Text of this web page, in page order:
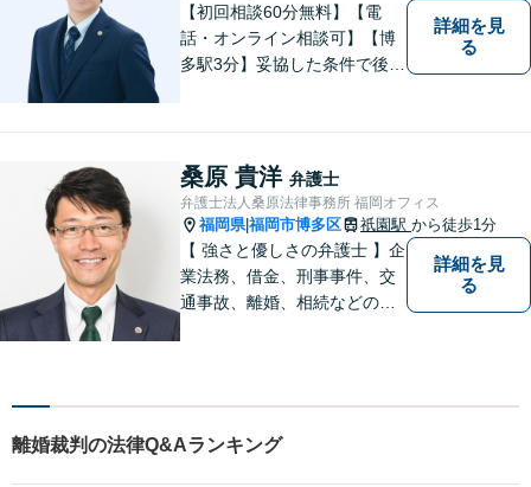
【初回相談60分無料】【電
話・オンライン相談可】【博
多駅3分】妥協した条件で後悔
現実的な解決策をご提案いた
しますので、まずはお気軽に
ご相談ください。
詳細を見
る
桑原 貴洋 弁護士
弁護士法人桑原法律事務所 福岡オフィス
福岡県|福岡市博多区 祇園駅 から徒歩1分
【 強さと優しさの弁護士 】企
業法務、借金、刑事事件、交
通事故、離婚、相続などのご
なリーガルサービスを提供い
たします。
詳細を見
る
離婚裁判の法律Q&Aランキング